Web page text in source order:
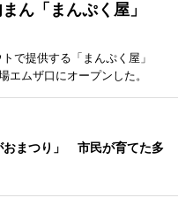
まん「まんぷく屋」
で提供する「まんぷく屋」
エムザ口にオープンした。
おまつり」 市民が育てた多